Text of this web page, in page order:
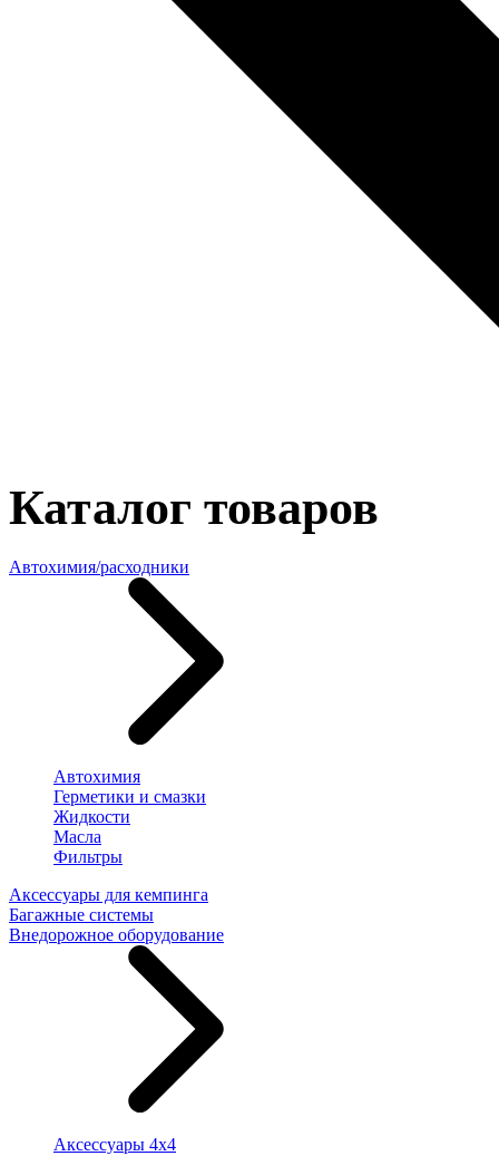
Каталог товаров
Автохимия/расходники
Автохимия
Герметики и смазки
Жидкости
Масла
Фильтры
Аксессуары для кемпинга
Багажные системы
Внедорожное оборудование
Аксессуары 4х4